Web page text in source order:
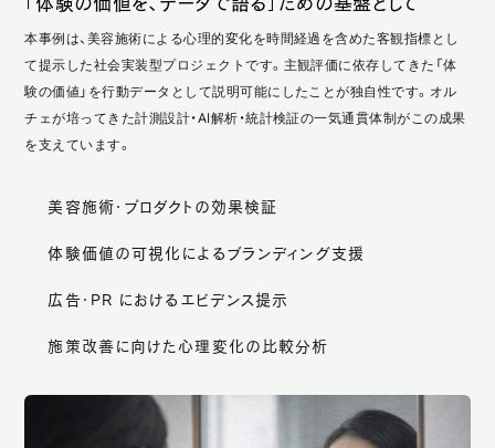
本事例は、美容施術による心理的変化を時間経過を含めた客観指標とし
て提示した社会実装型プロジェクトです。主観評価に依存してきた「体
験の価値」を行動データとして説明可能にしたことが独自性です。オル
チェが培ってきた計測設計・AI解析・統計検証の一気通貫体制がこの成果
を支えています。
美容施術・プロダクトの効果検証
体験価値の可視化によるブランディング支援
広告・PR におけるエビデンス提示
施策改善に向けた心理変化の比較分析